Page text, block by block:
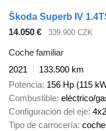
Škoda Superb IV
14.050 €
339.900 CZK
Coche familiar
2021
133.500 km
Potencia 156 Hp (115
Combustible eléctrico/
Configuración del eje 4x2
Tipo de carrocería